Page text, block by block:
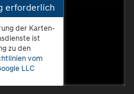
Güls
erforderlich
der Karten-
ist
zu den
vom
LLC